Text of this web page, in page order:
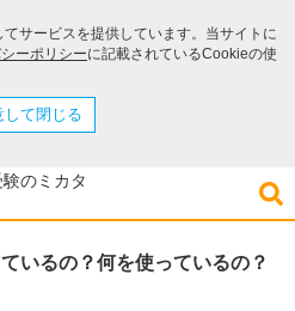
サービスを提供しています。当サイトに
ーポリシーに記載されているCookieの使
して閉じる
いるの？何を使っているの？